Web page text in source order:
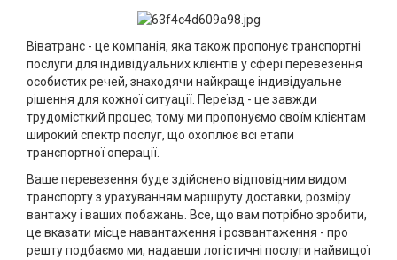
Віватранс - це компанія, яка також пропонує транспортні
послуги для індивідуальних клієнтів у сфері перевезення
особистих речей, знаходячи найкраще індивідуальне
рішення для кожної ситуації. Переїзд - це завжди
трудомісткий процес, тому ми пропонуємо своїм клієнтам
широкий спектр послуг, що охоплює всі етапи
транспортної операції.
Ваше перевезення буде здійснено відповідним видом
транспорту з урахуванням маршруту доставки, розміру
вантажу і ваших побажань. Все, що вам потрібно зробити,
це вказати місце навантаження і розвантаження - про
решту подбаємо ми, надавши логістичні послуги найвищої